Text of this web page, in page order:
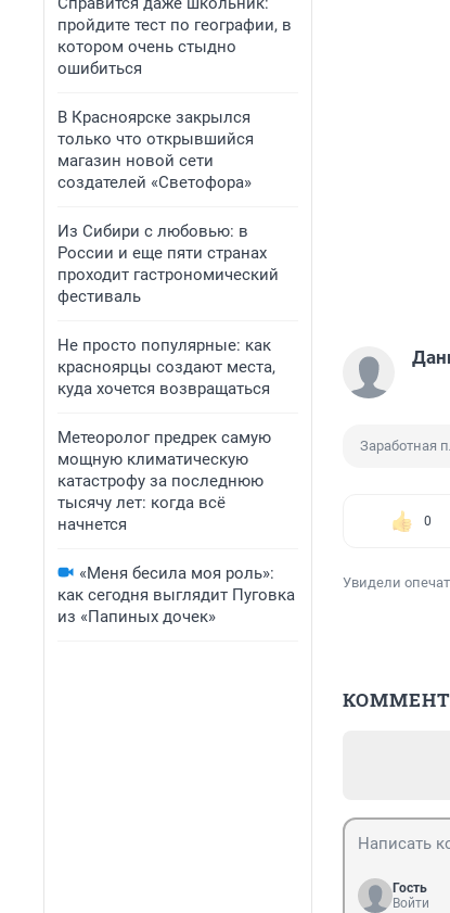
пройдите тест по географии, в
котором очень стыдно
ошибиться
В Красноярске закрылся
только что открывшийся
магазин новой сети
создателей «Светофора»
Из Сибири с любовью: в
России и еще пяти странах
проходит гастрономический
фестиваль
Не просто популярные: как
красноярцы создают места,
куда хочется возвращаться
Метеоролог предрек самую
мощную климатическую
катастрофу за последнюю
тысячу лет: когда всё
начнется
«Меня бесила моя роль»:
как сегодня выглядит Пуговка
из «Папиных дочек»
Заработная
0
Увидели
Гость
Войти